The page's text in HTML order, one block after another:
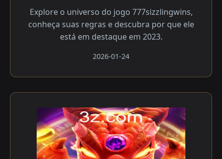
Explore o universo do jogo 777sizzlingwins,
conheça suas regras e descubra por que ele
está em destaque em 2023.
2026-01-24